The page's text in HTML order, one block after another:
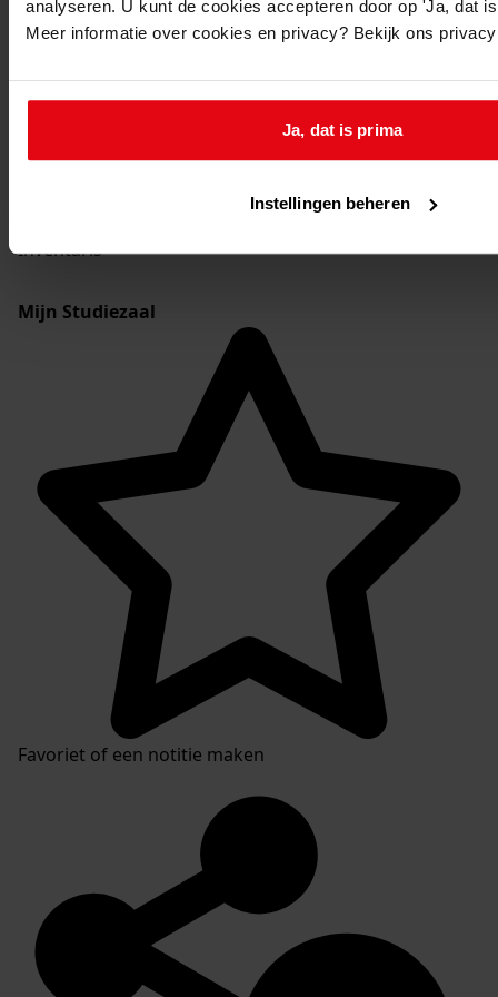
analyseren. U kunt de cookies accepteren door op 'Ja, dat
Meer informatie over cookies en privacy? Bekijk ons
Ja, dat is prima
Instellingen beheren
1430Bouw van een woning, 1962
Toon details van deze beschrijving (2 bestanden)
0473-BD Gemeente Andijk, bouwvergunningen
Inventaris
Mijn Studiezaal
Favoriet of een notitie maken